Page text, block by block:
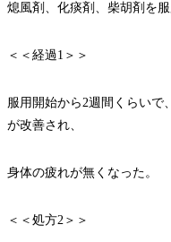
熄風剤、化痰剤、柴胡剤を服
＜＜経過1＞＞
服用開始から2週間くらいで
が改善され、
身体の疲れが無くなった。
＜＜処方2＞＞